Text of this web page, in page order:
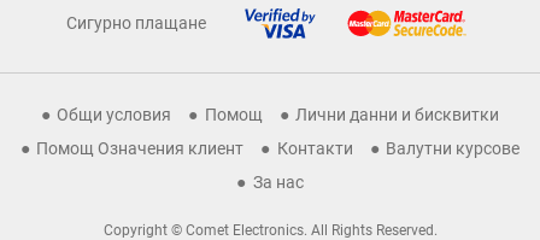
Сигурно плащане
Общи условия Помощ
Лични данни и бисквитки
Помощ Означения клиент
Контакти
Валутни курсове
За нас
Copyright © Comet Electronics. All Rights Reserved.